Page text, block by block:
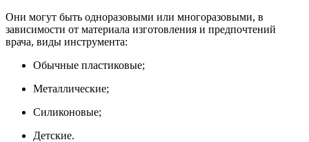
Они могут быть одноразовыми или многоразовыми, в
зависимости от материала изготовления и предпочтений
врача, виды инструмента:
Обычные пластиковые;
Металлические;
Силиконовые;
Детские.